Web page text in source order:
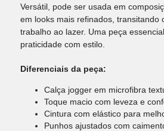
Versátil, pode ser usada em
em looks mais refinados, transitando
trabalho ao lazer. Uma peça
praticidade com estilo.
Diferenciais da peça:
Calça jogger em microfibra
Toque macio com leveza e
Cintura com elástico para
Punhos ajustados com